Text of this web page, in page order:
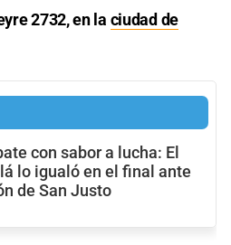
2732, en la ciudad de
con sabor a lucha: El
lo igualó en el final ante
de San Justo